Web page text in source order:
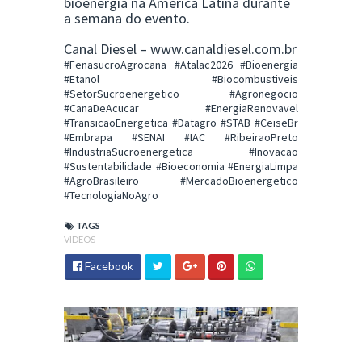
a semana do evento.
Canal Diesel – www.canaldiesel.com.br
#FenasucroAgrocana #Atalac2026 #Bioenergia
#Etanol #Biocombustiveis
#SetorSucroenergetico #Agronegocio
#CanaDeAcucar #EnergiaRenovavel
#TransicaoEnergetica #Datagro #STAB #CeiseBr
#Embrapa #SENAI #IAC #RibeiraoPreto
#IndustriaSucroenergetica #Inovacao
#Sustentabilidade #Bioeconomia #EnergiaLimpa
#AgroBrasileiro #MercadoBioenergetico
#TecnologiaNoAgro
TAGS
VIDEOS
Facebook